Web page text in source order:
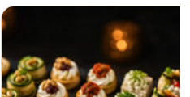
Menü auswählen